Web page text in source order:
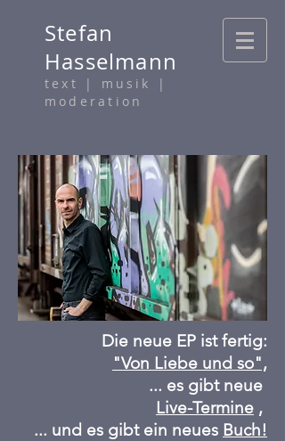
Stefan
Hasselmann
text
| musik |
moderation
Die neue EP ist fertig:
"Von Liebe und so",
... es gibt neue
Live-Termine ,
... und es gibt ein neues Buch!